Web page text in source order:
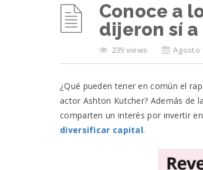
Conoce a
dijeron sí
239 views Agosto
¿Qué pueden tener en común el
actor Ashton Kutcher? Además de
comparten un interés por invertir
diversificar capital.